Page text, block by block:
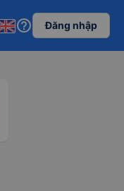
help_outline Đăng nhập